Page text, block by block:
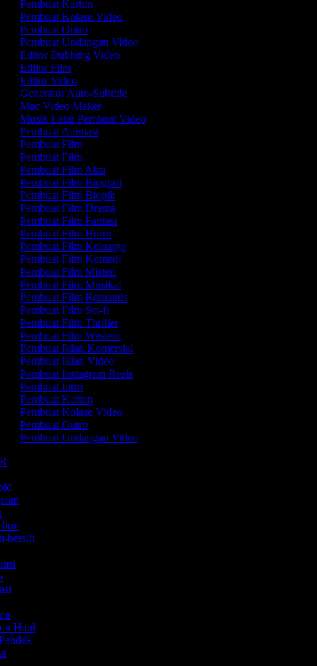
Pembuat Kartun
Pembuat Kolase Video
Pembuat Outro
Pembuat Undangan Video
Editor Dubbing Video
Editor Film
Editor Video
Generator Auto-Subtitle
Mac Video Maker
Musik Latar Pembuat Video
Pembuat Animasi
Pembuat Film
Pembuat Film
Pembuat Film Aksi
Pembuat Film Biografi
Pembuat Film Biopik
Pembuat Film Drama
Pembuat Film Fantasi
Pembuat Film Horor
Pembuat Film Keluarga
Pembuat Film Komedi
Pembuat Film Misteri
Pembuat Film Musikal
Pembuat Film Romantis
Pembuat Film Sci-fi
Pembuat Film Thriller
Pembuat Film Western
Pembuat Iklan Komersial
Pembuat Iklan Video
Pembuat Instagram Reels
Pembuat Intro
Pembuat Kartun
Pembuat Kolase Video
Pembuat Outro
Pembuat Undangan Video
bersih
Haul